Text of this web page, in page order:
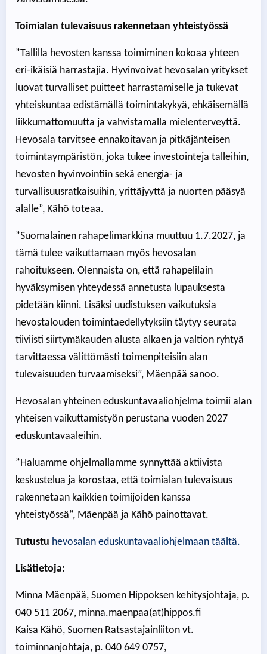
Toimialan tulevaisuus rakennetaan yhteistyössä
”Tallilla hevosten kanssa toimiminen kokoaa yhteen
eri-ikäisiä harrastajia. Hyvinvoivat hevosalan yritykset
luovat turvalliset puitteet harrastamiselle ja tukevat
yhteiskuntaa edistämällä toimintakykyä, ehkäisemällä
liikkumattomuutta ja vahvistamalla mielenterveyttä.
Hevosala tarvitsee ennakoitavan ja pitkäjänteisen
toimintaympäristön, joka tukee investointeja talleihin,
hevosten hyvinvointiin sekä energia- ja
turvallisuusratkaisuihin, yrittäjyyttä ja nuorten pääsyä
alalle”, Kähö toteaa.
”Suomalainen rahapelimarkkina muuttuu 1.7.2027, ja
tämä tulee vaikuttamaan myös hevosalan
rahoitukseen. Olennaista on, että rahapelilain
hyväksymisen yhteydessä annetusta lupauksesta
pidetään kiinni. Lisäksi uudistuksen vaikutuksia
hevostalouden toimintaedellytyksiin täytyy seurata
tiiviisti siirtymäkauden alusta alkaen ja valtion ryhtyä
tarvittaessa välittömästi toimenpiteisiin alan
tulevaisuuden turvaamiseksi”, Mäenpää sanoo.
Hevosalan yhteinen eduskuntavaaliohjelma toimii alan
yhteisen vaikuttamistyön perustana vuoden 2027
eduskuntavaaleihin.
”Haluamme ohjelmallamme synnyttää aktiivista
keskustelua ja korostaa, että toimialan tulevaisuus
rakennetaan kaikkien toimijoiden kanssa
yhteistyössä”, Mäenpää ja Kähö painottavat.
Tutustu hevosalan eduskuntavaaliohjelmaan täältä.
Lisätietoja:
Minna Mäenpää, Suomen Hippoksen kehitysjohtaja, p.
040 511 2067, minna.maenpaa(at)hippos.fi
Kaisa Kähö, Suomen Ratsastajainliiton vt.
toiminnanjohtaja, p. 040 649 0757,